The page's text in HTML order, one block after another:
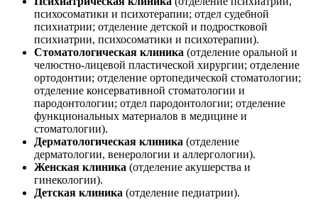
психосоматики и психотерапии; отдел судебной
психиатрии; отделение детской и подростковой
психиатрии, психосоматики и психотерапии).
Стоматологическая клиника (отделение оральной и
челюстно-лицевой пластической хирургии; отделение
ортодонтии; отделение ортопедической стоматологии;
отделение консервативной стоматологии и
пародонтологии; отдел пародонтологии; отделение
функциональных материалов в медицине и
стоматологии).
Дерматологическая клиника (отделение
дерматологии, венерологии и аллергологии).
Женская клиника (отделение акушерства и
гинекологии).
Детская клиника (отделение педиатрии).